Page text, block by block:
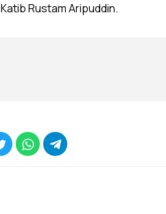
Rustam Aripuddin.